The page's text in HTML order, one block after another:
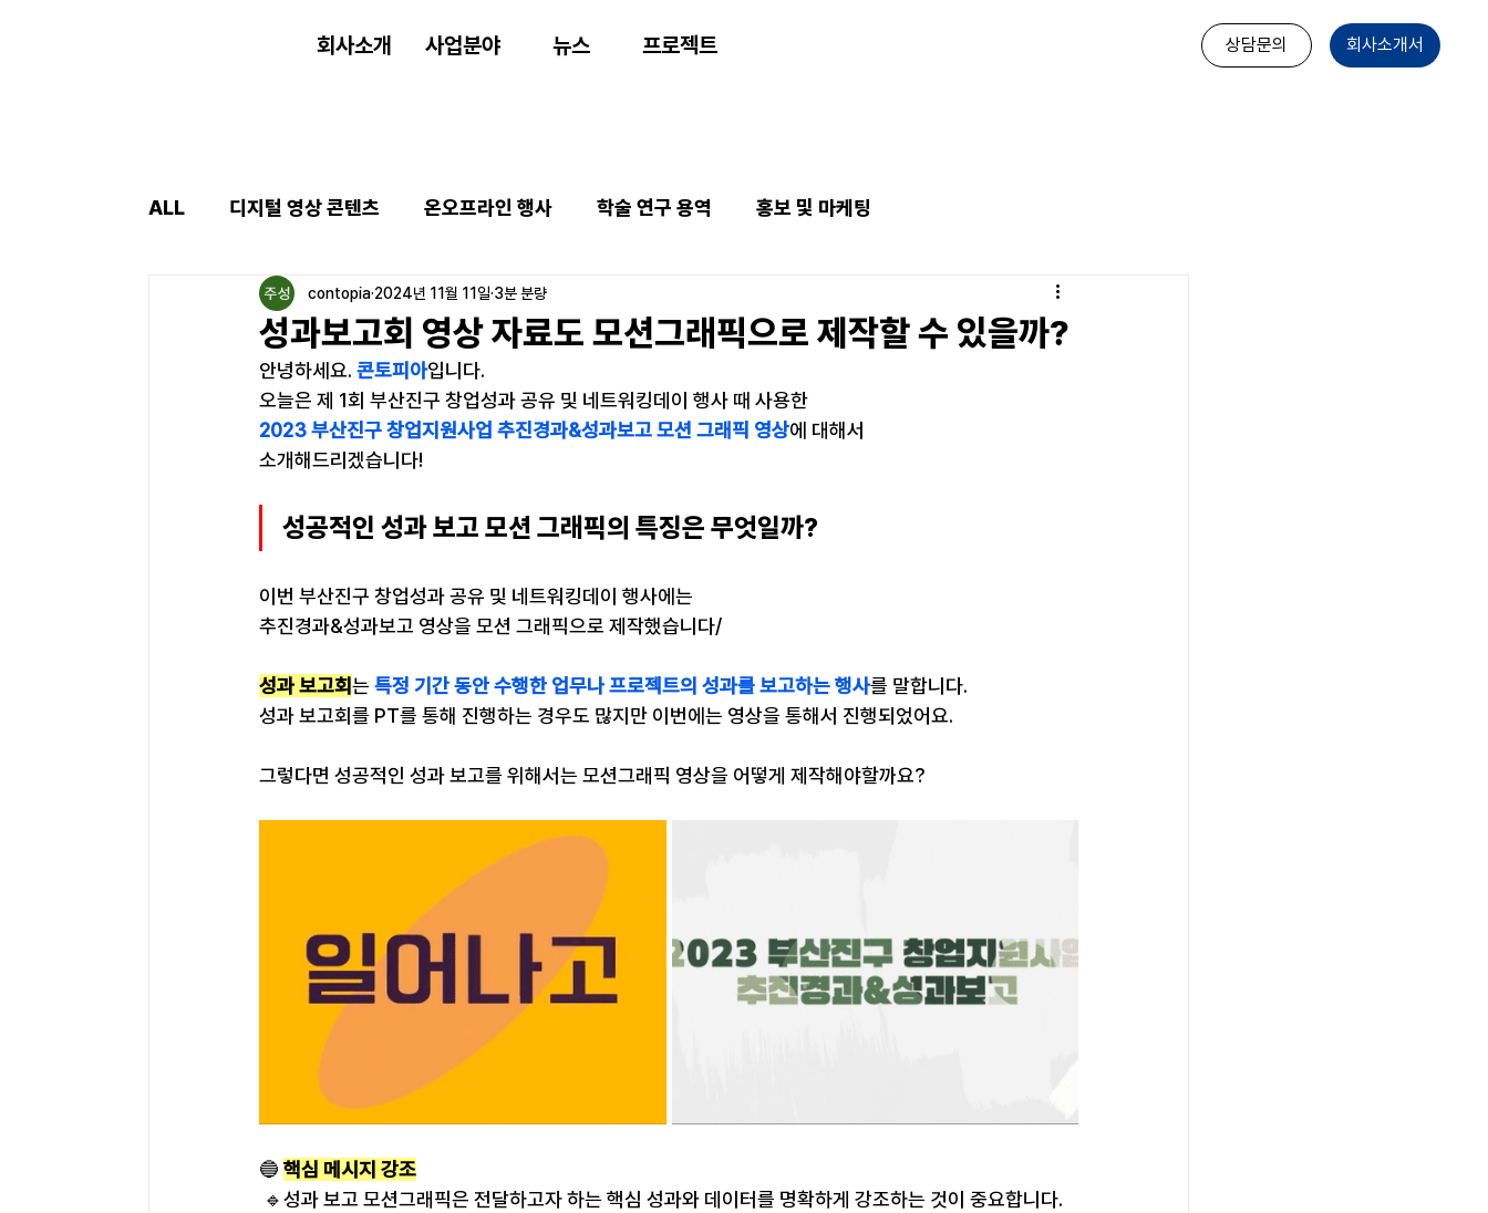
회사소개 사업분야 뉴스 프로젝트 상담문의 회사소개서
ALL 디지털 영상 콘텐츠 온오프라인 행사 학술 연구 용역 홍보 및 마케팅
성과보고회 영상 자료도 모션그래픽으로 제작할 수 있을까?
contopia 2024년 11월 11일 3분 분량
안녕하세요. 콘토피아입니다.
오늘은 제 1회 부산진구 창업성과 공유 및 네트워킹데이 행사 때 사용한
2023 부산진구 창업지원사업 추진경과&성과보고 모션 그래픽 영상에 대해서
소개해드리겠습니다!
성공적인 성과 보고 모션 그래픽의 특징은 무엇일까?
이번 부산진구 창업성과 공유 및 네트워킹데이 행사에는
추진경과&성과보고 영상을 모션 그래픽으로 제작했습니다/
성과 보고회는 특정 기간 동안 수행한 업무나 프로젝트의 성과를 보고하는 행사를 말합니다.
성과 보고회를 PT를 통해 진행하는 경우도 많지만 이번에는 영상을 통해서 진행되었어요.
그렇다면 성공적인 성과 보고를 위해서는 모션그래픽 영상을 어떻게 제작해야할까요?
🔵 핵심 메시지 강조
🔹성과 보고 모션그래픽은 전달하고자 하는 핵심 성과와 데이터를 명확하게 강조하는 것이 중요합니다.